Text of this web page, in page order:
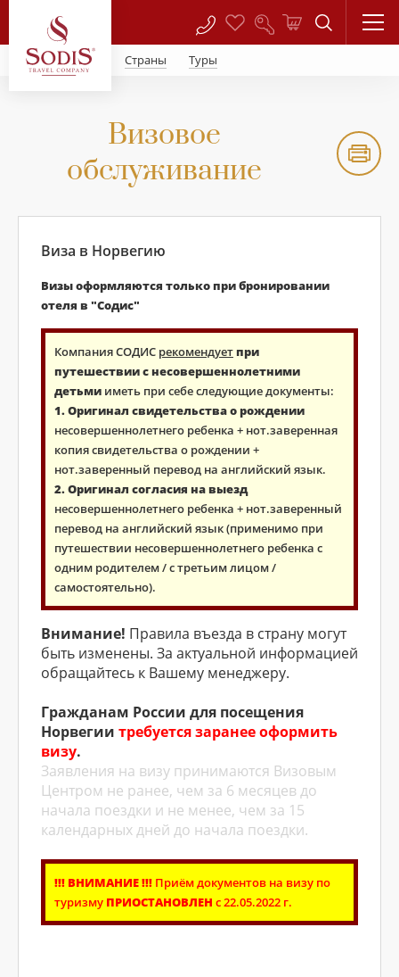
Страны Туры
Визовое
обслуживание
Виза в Норвегию
Визы оформляются только при бронировании
отеля в "Содис"
Компания СОДИС рекомендуетпри
путешествии с несовершеннолетними
детьми иметь при себе следующие документы:
1. Оригинал свидетельства о рождении
несовершеннолетнего ребенка + нот.заверенная
копия свидетельства о рождении +
нот.заверенный перевод на английский язык.
2. Оригинал согласия на выезд
несовершеннолетнего ребенка + нот.заверенный
перевод на английский язык (применимо при
путешествии несовершеннолетнего ребенка с
одним родителем / с третьим лицом /
самостоятельно).
Внимание! Правила въезда в страну могут
быть изменены. За актуальной информацией
обращайтесь к Вашему менеджеру.
Гражданам России для посещения
Норвегии требуется заранее оформить
визу.
Заявления на визу принимаются Визовым
Центром не ранее, чем за 6 месяцев до
начала поездки и не менее, чем за 15
календарных дней до начала поездки.
!!! ВНИМАНИЕ !!! Приём документов на визу по
туризму ПРИОСТАНОВЛЕН с 22.05.2022 г.